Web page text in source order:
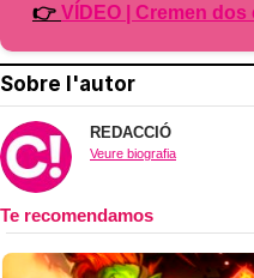
👉 VÍDEO | Cremen
Sobre l'autor
REDACCIÓ
Veure biografia